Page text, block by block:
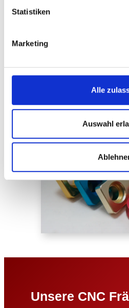
Statistiken
Marketing
Alle
Auswahl
Eloxieren
Verzinken
Chemisch-Nickeln
Unsere CNC